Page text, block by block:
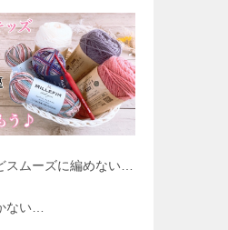
スムーズに編めない…
ない…